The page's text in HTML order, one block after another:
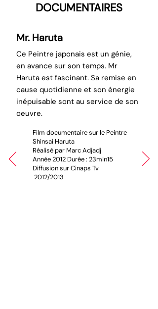
DOCUMENTAIRES
Mr. Haruta
Ce Peintre japonais est un génie,
en avance sur son temps. Mr
Haruta est fascinant. Sa remise en
cause quotidienne et son énergie
inépuisable sont au service de son
oeuvre.
Film documentaire sur le Peintre
Shinsai Haruta
Réalisé par Marc Adjadj
Année 2012 Durée : 23min15
Diffusion sur Cinaps Tv
2012/2013